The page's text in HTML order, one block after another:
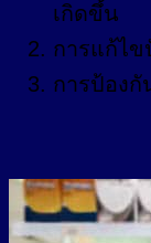
เกิดขึ้น
การแก้ไ
การป้อง